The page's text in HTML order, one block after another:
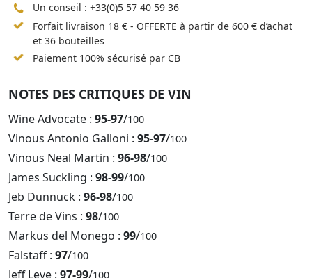
Un conseil : +33(0)5 57 40 59 36
Forfait livraison 18 € - OFFERTE à partir de 600 € d’achat
et 36 bouteilles
Paiement 100% sécurisé par CB
NOTES DES CRITIQUES DE VIN
Wine Advocate : 95-97/100
Vinous Antonio Galloni : 95-97/100
Vinous Neal Martin : 96-98/100
James Suckling : 98-99/100
Jeb Dunnuck : 96-98/100
Terre de Vins : 98/100
Markus del Monego : 99/100
Falstaff : 97/100
Jeff Leve : 97-99/100